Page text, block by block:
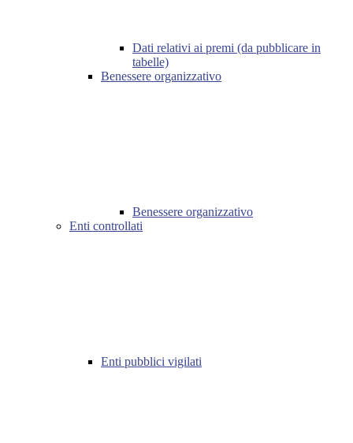
Dati relativi ai premi (da pubblicare in
tabelle)
Benessere organizzativo
Benessere organizzativo
Enti controllati
Enti pubblici vigilati